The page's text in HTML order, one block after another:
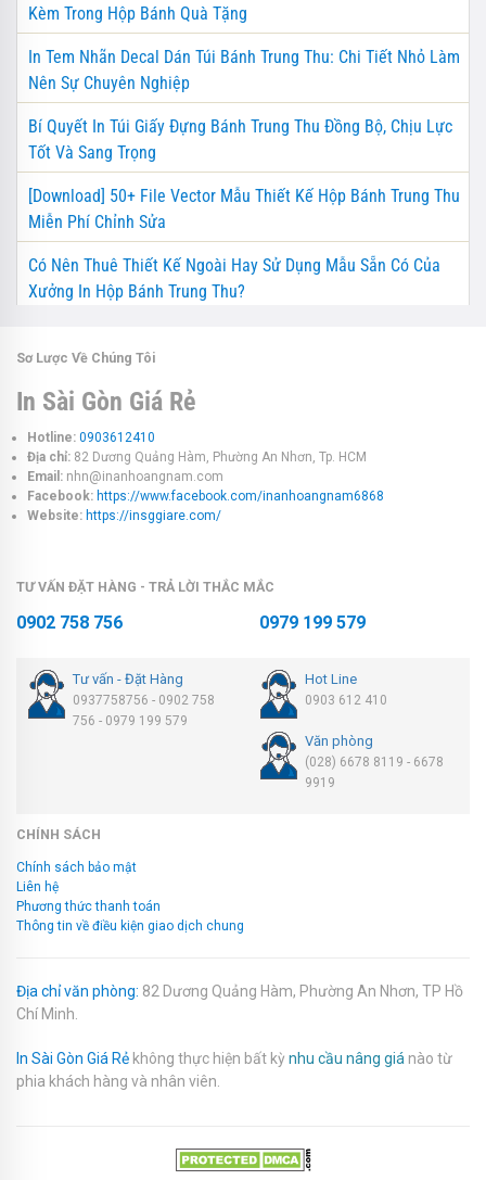
Kèm Trong Hộp Bánh Quà Tặng
In Tem Nhãn Decal Dán Túi Bánh Trung Thu: Chi Tiết Nhỏ Làm
Nên Sự Chuyên Nghiệp
Bí Quyết In Túi Giấy Đựng Bánh Trung Thu Đồng Bộ, Chịu Lực
Tốt Và Sang Trọng
[Download] 50+ File Vector Mẫu Thiết Kế Hộp Bánh Trung Thu
Miễn Phí Chỉnh Sửa
Có Nên Thuê Thiết Kế Ngoài Hay Sử Dụng Mẫu Sẵn Có Của
Xưởng In Hộp Bánh Trung Thu?
Sơ Lược Về Chúng Tôi
In Sài Gòn Giá Rẻ
Hotline: 0903612410
Địa chỉ: 82 Dương Quảng Hàm, Phường An Nhơn, Tp. HCM
Email: nhn@inanhoangnam.com
Facebook: https://www.facebook.com/inanhoangnam6868
Website: https://insggiare.com/
TƯ VẤN ĐẶT HÀNG - TRẢ LỜI THẮC MẮC
0902 758 756 0979 199 579
Tư vấn - Đặt Hàng
0937758756 - 0902 758
756 - 0979 199 579
Hot Line
0903 612 410
Văn phòng
(028) 6678 8119 - 6678
9919
CHÍNH SÁCH
Chính sách bảo mật
Liên hệ
Phương thức thanh toán
Thông tin về điều kiện giao dịch chung
Địa chỉ văn phòng: 82 Dương Quảng Hàm, Phường An Nhơn, TP Hồ
Chí Minh.
In Sài Gòn Giá Rẻ không thực hiện bất kỳ nhu cầu nâng giá nào từ
phia khách hàng và nhân viên.